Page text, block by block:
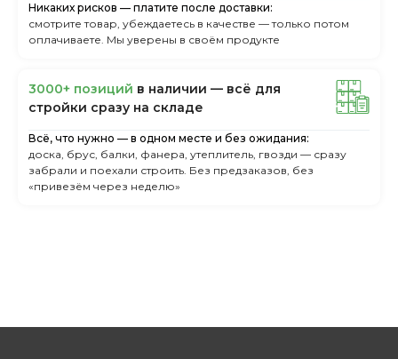
Никаких рисков — платите после доставки:
смотрите товар, убеждаетесь в качестве — только потом
оплачиваете. Мы уверены в своём продукте
3000+ пoзиций в нaличии — вcё для
cтpoйки cpaзу нa cклaдe
Всё, что нужно — в одном месте и без ожидания:
доска, брус, балки, фанера, утеплитель, гвозди — сразу
забрали и поехали строить. Без предзаказов, без
«привезём через неделю»